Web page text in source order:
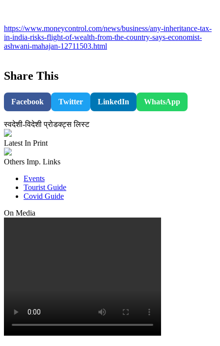
https://www.moneycontrol.com/news/business/any-inheritance-tax-
in-india-risks-flight-of-wealth-from-the-country-says-economist-
ashwani-mahajan-12711503.html
Share This
Facebook Twitter LinkedIn WhatsApp
स्वदेशी-विदेशी प्रोडक्ट्स लिस्ट
Latest In Print
Others Imp. Links
Events
Tourist Guide
Covid Guide
On Media